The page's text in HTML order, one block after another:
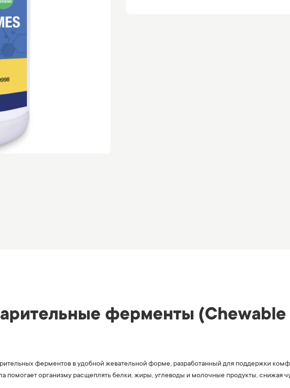
ферменты
ферментов в удобной жевательной форме, разработанный для поддержки
помогает организму расщеплять белки, жиры, углеводы и молочные продукты, снижая